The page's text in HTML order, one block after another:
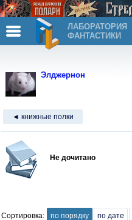
ЛАБОРАТОРИЯ
ФАНТАСТИКИ
Элджернон
◄ книжные полки
Не дочитано
Сортировка: по порядку по дате